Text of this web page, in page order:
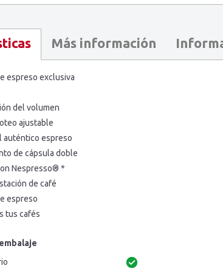
Más información
espreso exclusiva
del volumen
ajustable
auténtico espreso
de cápsula doble
Nespresso® *
de café
espreso
tus cafés